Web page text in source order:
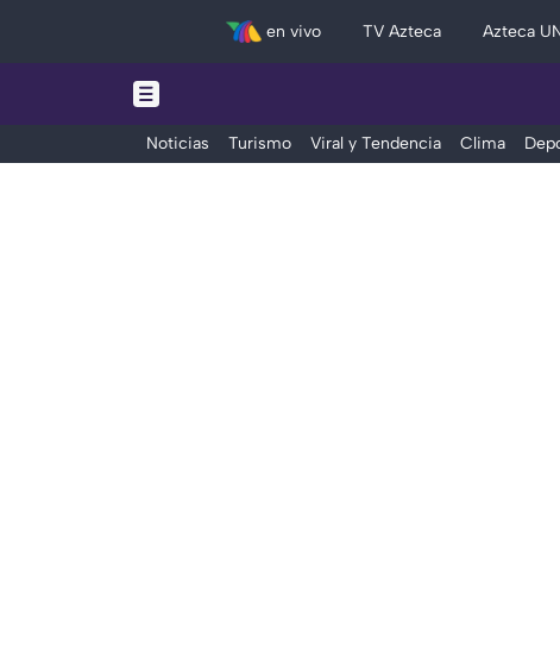
en vivo TV Azteca Azteca
Noticias Turismo Viral y Tendencia Clima